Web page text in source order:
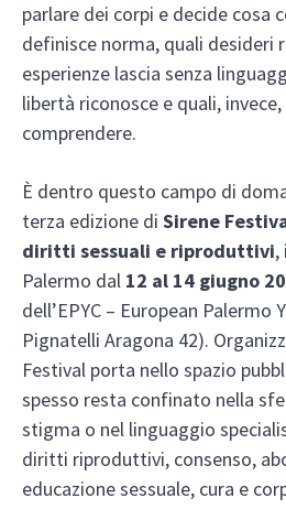
parlare dei corpi e decide cosa
definisce norma, quali desideri
esperienze lascia senza
libertà riconosce e quali,
comprendere.
È dentro questo campo di
terza edizione di Sirene
diritti sessuali e riproduttivi,
Palermo dal 12 al 14 giugno
dell’EPYC – European Palermo
Pignatelli Aragona 42).
Festival porta nello spazio
spesso resta confinato nella
stigma o nel linguaggio
diritti riproduttivi, consenso,
educazione sessuale, cura e